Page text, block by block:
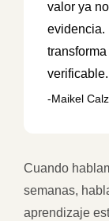
valor ya
evidencia.
verificable.
Maikel
Cuando
semanas,
aprendizaje